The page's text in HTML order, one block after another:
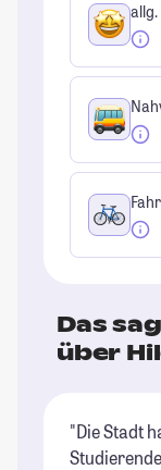
Das
über
"Die Stadt